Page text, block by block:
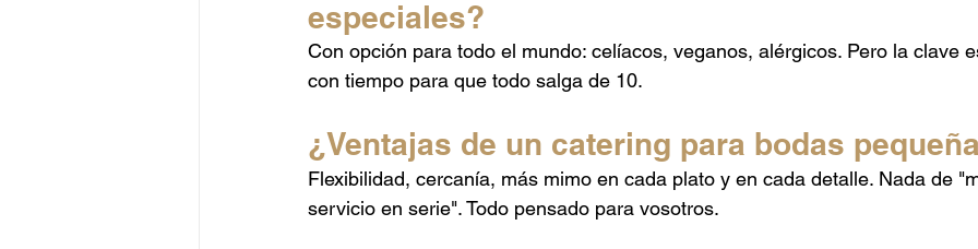
especiales?
Con opción para todo el mundo: celíacos, veganos, alérgicos. Pero la clave
con tiempo para que todo salga de 10.
¿Ventajas de un catering para bodas
Flexibilidad, cercanía, más mimo en cada plato y en cada detalle. Nada de
servicio en serie". Todo pensado para vosotros.